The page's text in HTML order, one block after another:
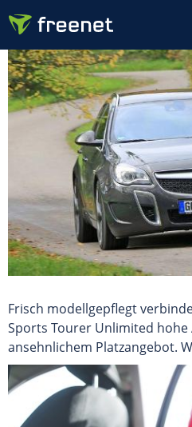
Frisch modellgepflegt
Sports Tourer Unlimited
ansehnlichem Platzangebot.